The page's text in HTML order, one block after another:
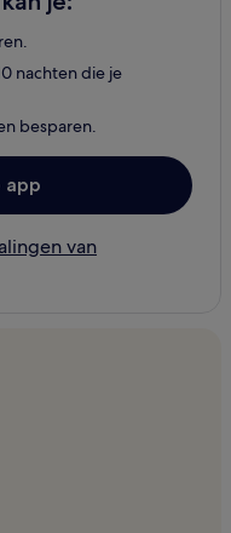
nachten die je
besparen.
app
van